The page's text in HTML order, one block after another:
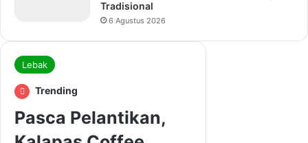
Tradisional
6 Agustus 2026